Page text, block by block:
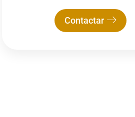
Contactar